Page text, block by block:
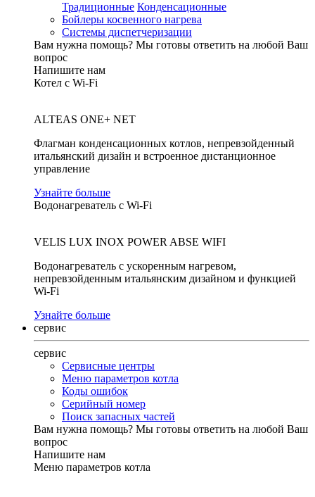
Традиционные Конденсационные
Бойлеры косвенного нагрева
Системы диспетчеризации
Вам нужна помощь? Мы готовы ответить на любой Ваш
вопрос
Напишите нам
Котел с Wi-Fi
ALTEAS ONE+ NET
Флагман конденсационных котлов, непревзойденный
итальянский дизайн и встроенное дистанционное
управление
Узнайте больше
Водонагреватель с Wi-Fi
VELIS LUX INOX POWER ABSE WIFI
Водонагреватель с ускоренным нагревом,
непревзойденным итальянским дизайном и функцией
Wi-Fi
Узнайте больше
сервис
сервис
Сервисные центры
Меню параметров котла
Коды ошибок
Серийный номер
Поиск запасных частей
Вам нужна помощь? Мы готовы ответить на любой Ваш
вопрос
Напишите нам
Меню параметров котла